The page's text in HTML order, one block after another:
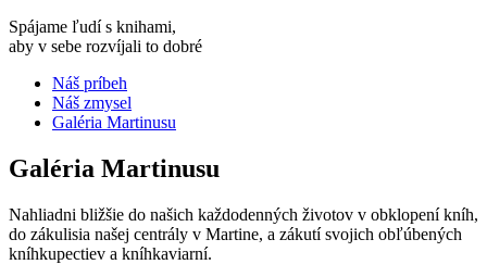
Spájame ľudí s knihami,
aby v sebe rozvíjali to dobré
Náš príbeh
Náš zmysel
Galéria Martinusu
Galéria Martinusu
Nahliadni bližšie do našich každodenných životov v obklopení kníh,
do zákulisia našej centrály v Martine, a zákutí svojich obľúbených
kníhkupectiev a kníhkaviarní.